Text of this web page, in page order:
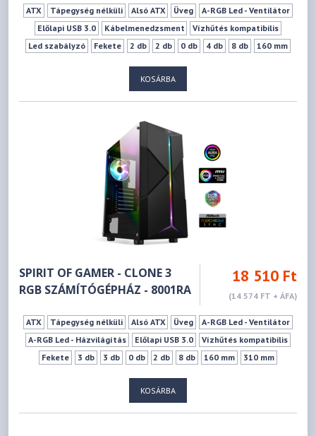
ATX Tápegység nélküli Alsó ATX Üveg
A-RGB Led - Ventilátor
Előlapi USB 3.0
Kábelmenedzsment
Vízhűtés kompatibilis
Led szabályzó
Fekete 2 db 2 db 0 db 4 db 8 db
160 mm
KOSÁRBA
SPIRIT OF GAMER - CLONE 3
RGB SZÁMÍTÓGÉPHÁZ - 8001RA
18 510 Ft
(14 574 FT + ÁFA)
ATX Tápegység nélküli Alsó ATX Üveg
A-RGB Led - Ventilátor
A-RGB Led - Házvilágítás
Előlapi USB 3.0
Vízhűtés kompatibilis
Fekete
3 db 3 db 0 db 2 db 8 db 160 mm 310 mm
KOSÁRBA